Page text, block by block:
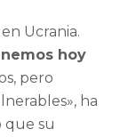
Ucrania.
hoy
pero
ha
que su